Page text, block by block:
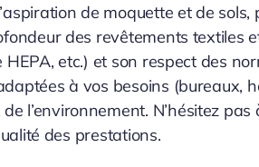
de moquette et de
des revêtements textiles
etc.) et son respect des
à vos besoins (bureaux,
l’environnement. N’hésitez
des prestations.